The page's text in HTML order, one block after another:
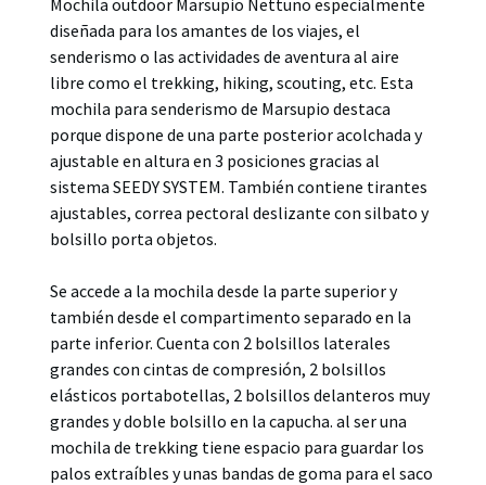
diseñada para los amantes de los viajes, el
senderismo o las actividades de aventura al aire
libre como el trekking, hiking, scouting, etc. Esta
mochila para senderismo de Marsupio destaca
porque dispone de una parte posterior acolchada y
ajustable en altura en 3 posiciones gracias al
sistema SEEDY SYSTEM. También contiene tirantes
ajustables, correa pectoral deslizante con silbato y
bolsillo porta objetos.
Se accede a la mochila desde la parte superior y
también desde el compartimento separado en la
parte inferior. Cuenta con 2 bolsillos laterales
grandes con cintas de compresión, 2 bolsillos
elásticos portabotellas, 2 bolsillos delanteros muy
grandes y doble bolsillo en la capucha. al ser una
mochila de trekking tiene espacio para guardar los
palos extraíbles y unas bandas de goma para el saco